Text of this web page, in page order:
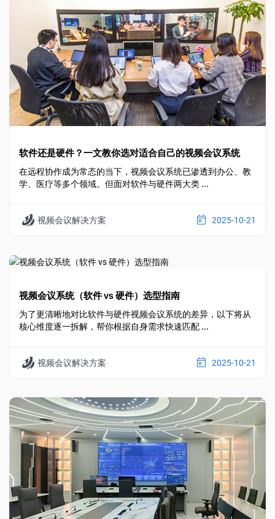
软件还是硬件？一文教你选对适合自己的视频会议系统
在远程协作成为常态的当下，视频会议系统已渗透到办公、教
学、医疗等多个领域。但面对软件与硬件两大类 ...
视频会议解决方案 2025-10-21
视频会议系统（软件 vs 硬件）选型指南
为了更清晰地对比软件与硬件视频会议系统的差异，以下将从
核心维度逐一拆解，帮你根据自身需求快速匹配 ...
视频会议解决方案 2025-10-21